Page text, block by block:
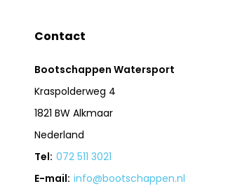
Contact
Bootschappen Watersport
Kraspolderweg 4
1821 BW Alkmaar
Nederland
Tel: 072 511 3021
E-mail: info@bootschappen.nl